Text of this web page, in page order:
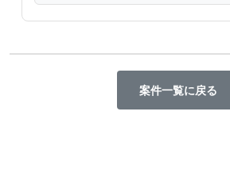
案件一覧に戻る